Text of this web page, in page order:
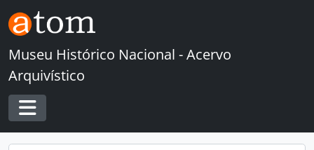
Skip to main content
Museu Histórico Nacional - Acervo
Arquivístico
Toggle navigation